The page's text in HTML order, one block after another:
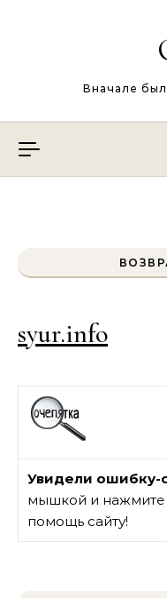
Вначале
syur.info
Увидели ошибку-
мышкой и нажмите
помощь сайту!